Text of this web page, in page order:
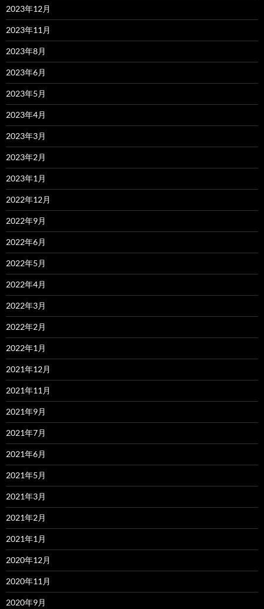
2023年12月
2023年11月
2023年8月
2023年6月
2023年5月
2023年4月
2023年3月
2023年2月
2023年1月
2022年12月
2022年9月
2022年6月
2022年5月
2022年4月
2022年3月
2022年2月
2022年1月
2021年12月
2021年11月
2021年9月
2021年7月
2021年6月
2021年5月
2021年3月
2021年2月
2021年1月
2020年12月
2020年11月
2020年9月